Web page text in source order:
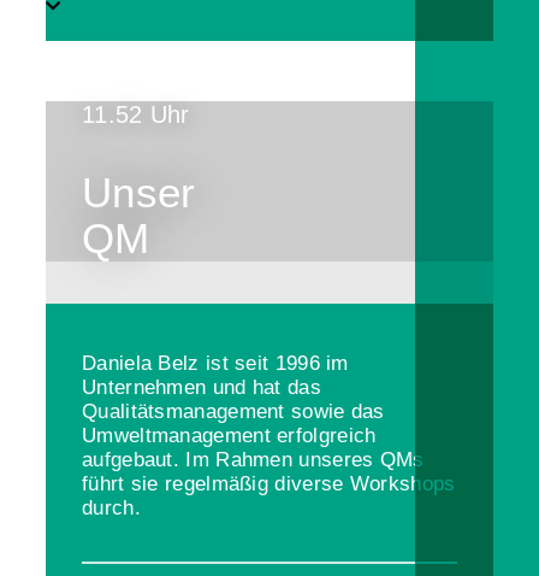
11.52 Uhr
Unser
QM
Daniela Belz ist seit 1996 im
Unternehmen und hat das
Qualitätsmanagement sowie das
Umweltmanagement erfolgreich
aufgebaut. Im Rahmen unseres QMs
führt sie regelmäßig diverse Workshops
durch.